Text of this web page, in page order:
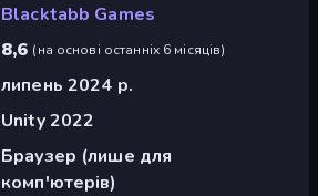
Blacktabb Games
8,6 (на основі останніх 6 місяців)
липень 2024 р.
Unity 2022
Браузер (лише для
комп'ютерів)